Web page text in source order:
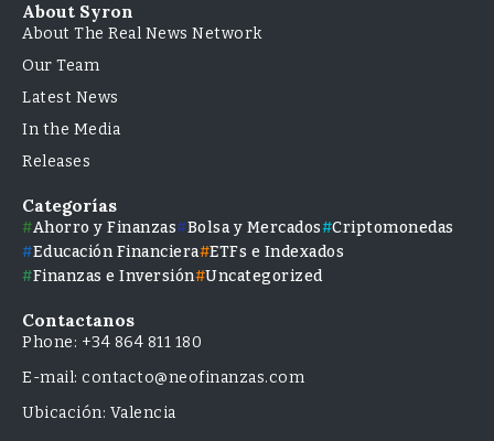
About Syron
About The Real News Network
Our Team
Latest News
In the Media
Releases
Categorías
Ahorro y Finanzas Bolsa y Mercados
Criptomonedas
Educación Financiera ETFs e Indexados
Finanzas e Inversión Uncategorized
Contactanos
Phone: +34 864 811 180
E-mail: contacto@neofinanzas.com
Ubicación: Valencia